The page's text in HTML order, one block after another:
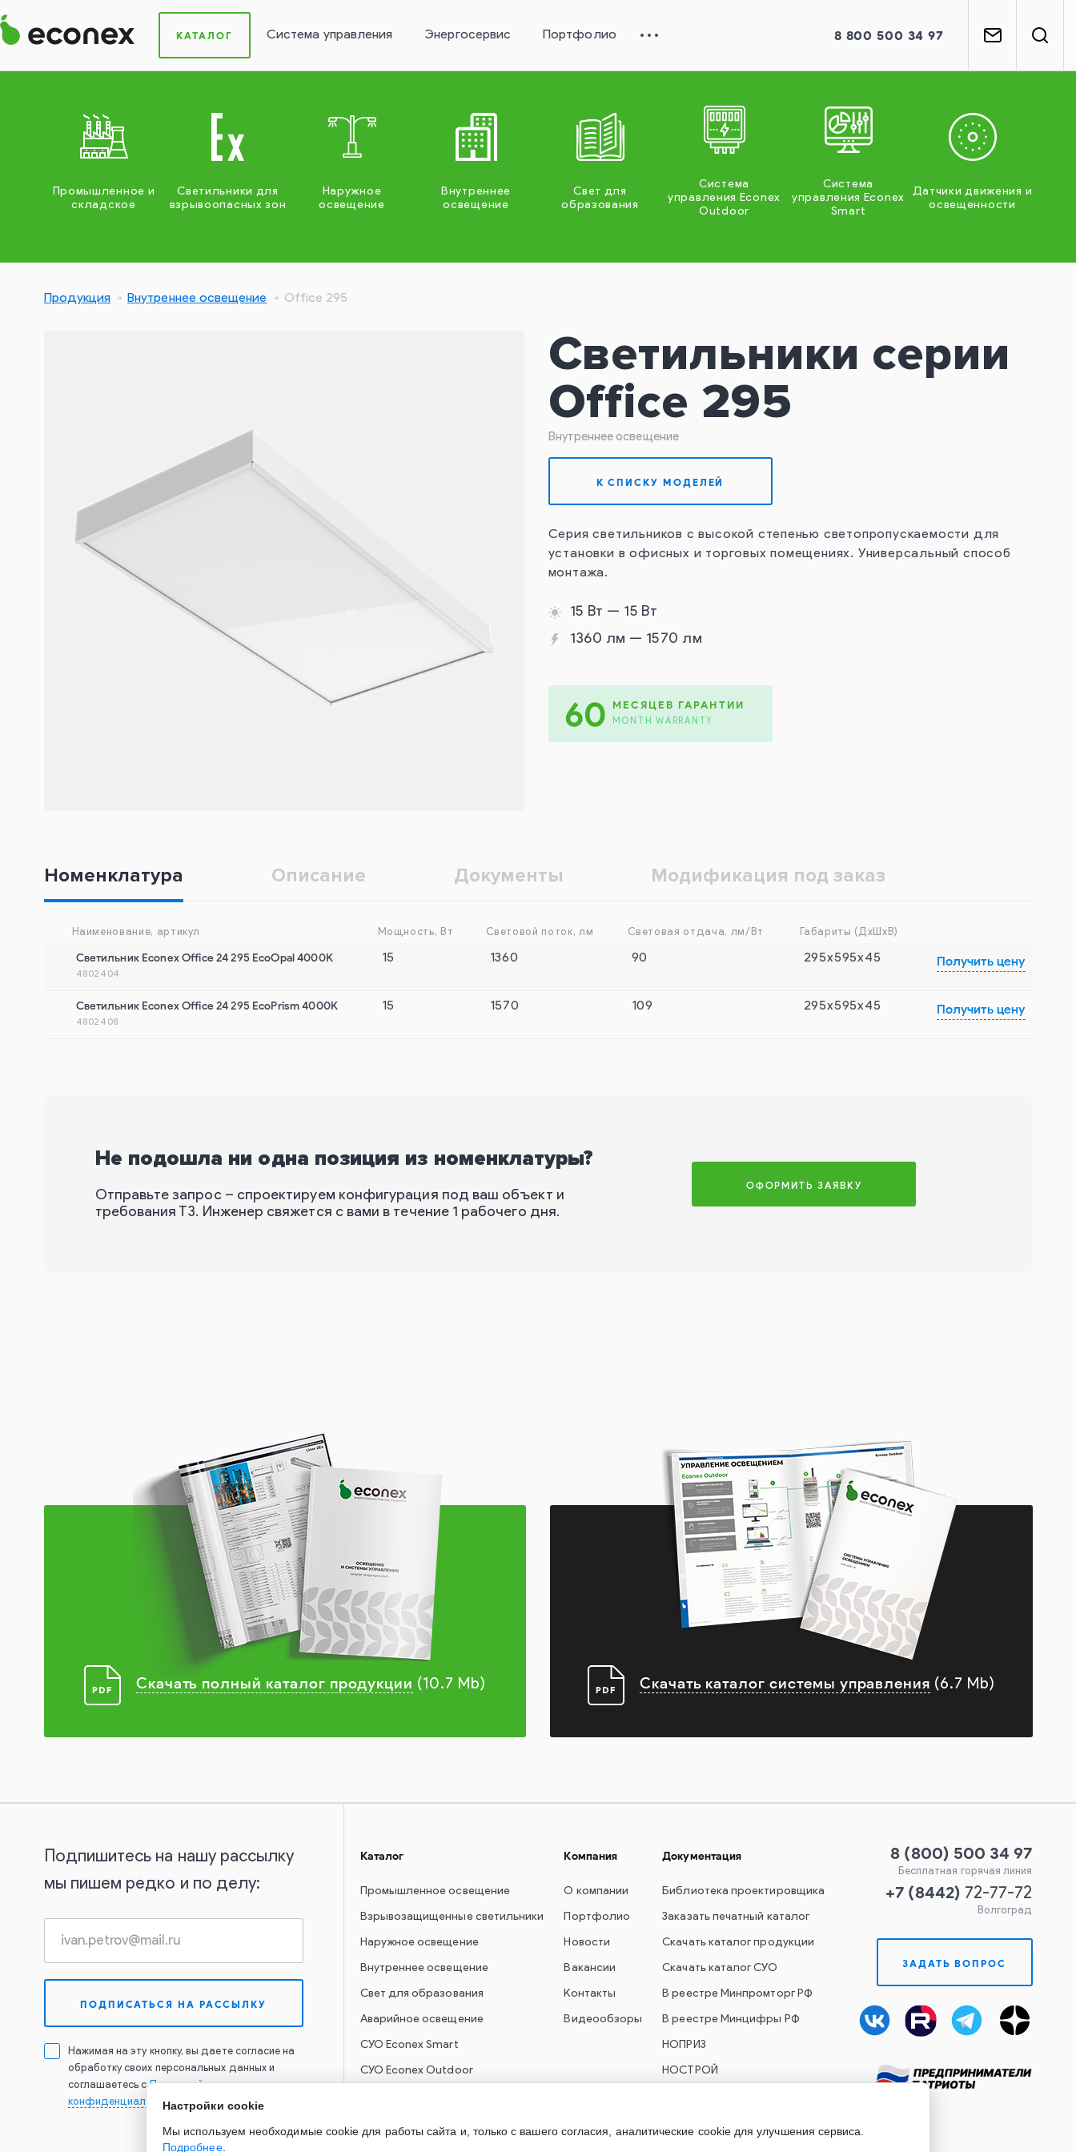
КАТАЛОГ Система управления Энергосервис Портфолио 8 800 500 34 97
Промышленное и
складское
Светильники для
взрывоопасных зон
Наружное
освещение
Внутреннее
освещение
Свет для
образования
Система
управления Econex
Outdoor
Система
управления Econex
Smart
Датчики движения и
освещенности
Продукция Внутреннее освещение Office 295
Светильники серии
Office 295
Внутреннее освещение
К СПИСКУ МОДЕЛЕЙ
Серия светильников с высокой степенью светопропускаемости для
установки в офисных и торговых помещениях. Универсальный способ
монтажа.
15 Вт — 15 Вт
1360 лм — 1570 лм
60 МЕСЯЦЕВ ГАРАНТИИ
MONTH WARRANTY
Номенклатура Описание Документы Модификация под заказ
Наименование, артикул Мощность, Вт Световой поток, лм Световая отдача, лм/Вт Габариты (ДхШхВ)
Светильник Econex Office 24 295 EcoOpal 4000K
4802404
15 1360 90 295x595x45 Получить цену
Светильник Econex Office 24 295 EcoPrism 4000K
4802408
15 1570 109 295x595x45 Получить цену
Не подошла ни одна позиция из номенклатуры?
Отправьте запрос – спроектируем конфигурация под ваш объект и
требования ТЗ. Инженер свяжется с вами в течение 1 рабочего дня.
ОФОРМИТЬ ЗАЯВКУ
Скачать полный каталог продукции (10.7 Mb) Скачать каталог системы управления (6.7 Mb)
Подпишитесь на нашу рассылку
мы пишем редко и по делу:
Нажимая на эту кнопку, вы даете согласие на
обработку своих персональных данных и
соглашаетесь сПолитикой
конфиденциальности
Каталог
Промышленное освещение
Взрывозащищенные светильники
Наружное освещение
Внутреннее освещение
Свет для образования
Аварийное освещение
СУО Econex Smart
СУО Econex Outdoor
Компания
О компании
Портфолио
Новости
Вакансии
Контакты
Видеообзоры
Документация
Библиотека проектировщика
Заказать печатный каталог
Скачать каталог продукции
Скачать каталог СУО
В реестре Минпромторг РФ
В реестре Минцифры РФ
НОПРИЗ
НОСТРОЙ
8 (800) 500 34 97
Бесплатная горячая линия
+7 (8442) 72-77-72
Волгоград
ЗАДАТЬ ВОПРОС
Настройки cookie
Мы используем необходимые cookie для работы сайта и, только с вашего согласия, аналитические cookie для улучшения сервиса.
Подробнее.